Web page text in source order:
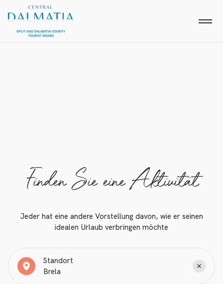
Finden Sie eine Aktivität
Jeder hat eine andere Vorstellung davon, wie er seinen
idealen Urlaub verbringen möchte
Standort